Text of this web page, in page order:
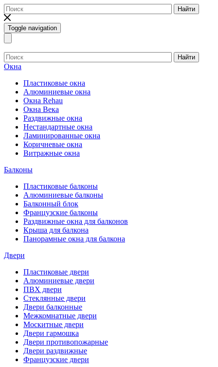
Найти
Toggle navigation
Найти
Окна
Пластиковые окна
Алюминиевые окна
Окна Rehau
Окна Века
Раздвижные окна
Нестандартные окна
Ламинированные окна
Коричневые окна
Витражные окна
Балконы
Пластиковые балконы
Алюминиевые балконы
Балконный блок
Французские балконы
Раздвижные окна для балконов
Крыша для балкона
Панорамные окна для балкона
Двери
Пластиковые двери
Алюминиевые двери
ПВХ двери
Стеклянные двери
Двери балконные
Межкомнатные двери
Москитные двери
Двери гармошка
Двери противопожарные
Двери раздвижные
Французские двери